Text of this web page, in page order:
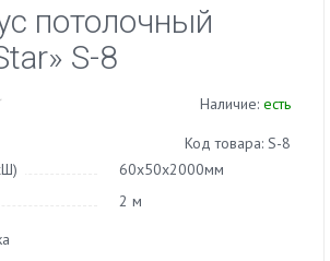
потолочный
S-8
Наличие: есть
Код товара: S-8
60х50х2000мм
2 м